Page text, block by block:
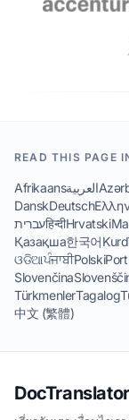
READ THIS PAGE
Afrikaansالعربية
DanskDeutsch
עבריתहिन्दीHrvatski
Қазақша한국어
ଓଡିଆਪੰਜਾਬੀPolski
Slovenčina
TürkmenlerTagalog
中文 (繁體)
DocTranslator